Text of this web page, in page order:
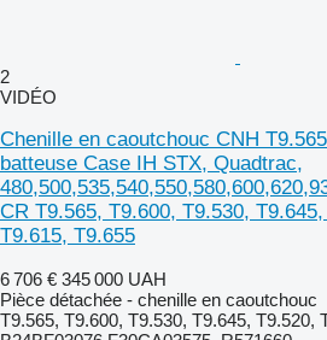
2
VIDÉO
Chenille en caoutchouc CNH
batteuse Case IH STX, Quadtrac,
CR T9.565, T9.600, T9.530,
T9.615, T9.655
6 706 € 345 000 UAH
Pièce détachée - chenille en caoutchouc
T9.565, T9.600, T9.530, T9.645, T9.520,